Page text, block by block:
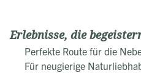
Erlebnisse, die
Perfekte Route für die
Für neugierige